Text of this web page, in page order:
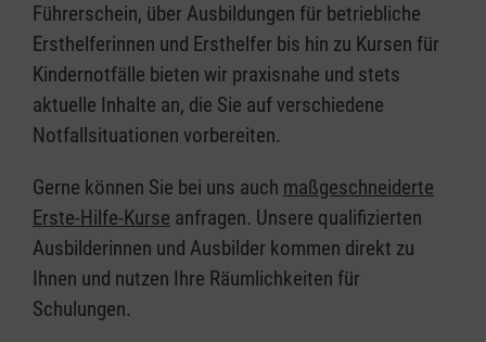
Führerschein, über Ausbildungen für betriebliche
Ersthelferinnen und Ersthelfer bis hin zu Kursen für
Kindernotfälle bieten wir praxisnahe und stets
aktuelle Inhalte an, die Sie auf verschiedene
Notfallsituationen vorbereiten.
Gerne können Sie bei uns auch maßgeschneiderte
Erste-Hilfe-Kurse anfragen. Unsere qualifizierten
Ausbilderinnen und Ausbilder kommen direkt zu
Ihnen und nutzen Ihre Räumlichkeiten für
Schulungen.